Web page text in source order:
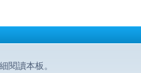
閱讀本板。